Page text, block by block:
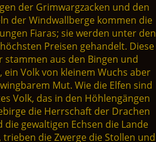
@ Android
der Grimwargzacken und den
der Windwallberge kommen die
Fiaras; sie werden unter den
Preisen gehandelt. Diese
aus den Bingen und
ein Volk von kleinem Wuchs aber
Mut. Wie die Elfen sind
Volk, das in den Höhlengängen
die Herrschaft der Drachen
gewaltigen Echsen die Lande
die Zwerge die Stollen und